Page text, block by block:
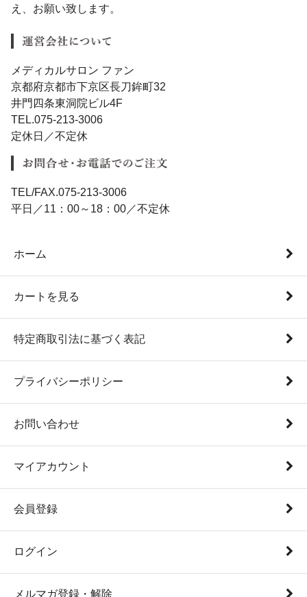
え、お願い致します。
メディカルサロン ファン
京都府京都市下京区長刀鉾町32
井門四条東洞院ビル4F
TEL.075-213-3006
定休日／不定休
TEL/FAX.075-213-3006
平日／11：00～18：00／不定休
ホーム
カートを見る
特定商取引法に基づく表記
プライバシーポリシー
お問い合わせ
マイアカウント
会員登録
ログイン
メルマガ登録・解除